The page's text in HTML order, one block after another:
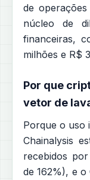
de
núcleo de
financeiras,
milhões e R$
Por que
vetor de
Porque o uso
Chainalysis
recebidos
de 162%), e